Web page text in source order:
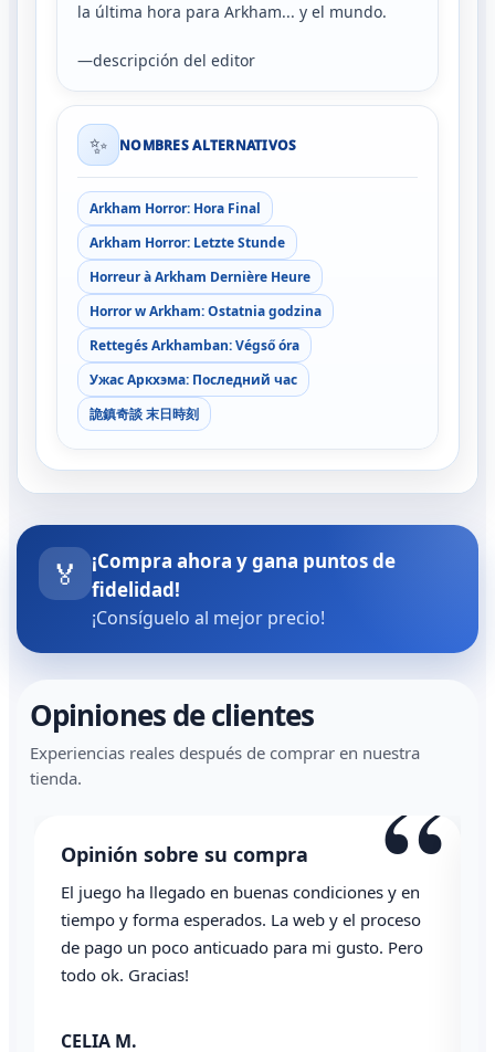
la última hora para Arkham... y el mundo.
—descripción del editor
✨ NOMBRES ALTERNATIVOS
Arkham Horror: Hora Final
Arkham Horror: Letzte Stunde
Horreur à Arkham Dernière Heure
Horror w Arkham: Ostatnia godzina
Rettegés Arkhamban: Végső óra
Ужас Аркхэма: Последний час
詭鎮奇談 末日時刻
🏅
¡Compra ahora y gana puntos de
fidelidad!
¡Consíguelo al mejor precio!
Opiniones de clientes
Experiencias reales después de comprar en nuestra
tienda.
“
Opinión sobre su compra
Todo correcto. Genial la atención vía whatsapp
Angel P.
03/07/2026